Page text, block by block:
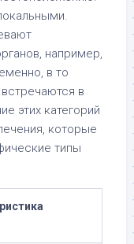
например,
в то
в
этих категорий
которые
типы